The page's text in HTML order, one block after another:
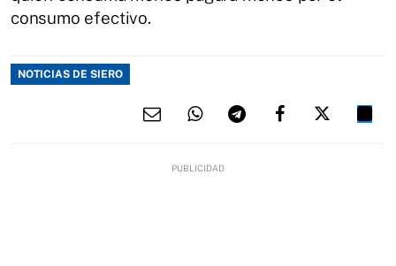
consumo efectivo.
NOTICIAS DE SIERO